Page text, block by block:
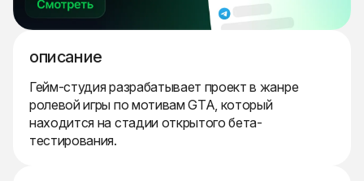
описание
Гейм-студия разрабатывает проект в жанре
ролевой игры по мотивам GTA, который
находится на стадии открытого бета-
тестирования.